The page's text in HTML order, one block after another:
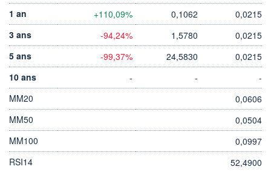
1 an
+110,09% 0,1062
0,0215
3 ans
-94,24% 1,5780
0,0215
5 ans
-99,37% 24,5830
0,0215
10 ans
- -
-
MM20
0,0606
MM50
0,0504
MM100
0,0997
RSI14
52,4900